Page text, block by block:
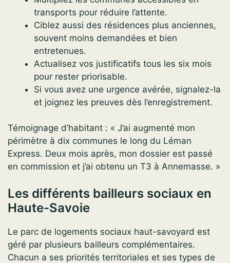
transports pour réduire l’attente.
Ciblez aussi des résidences plus anciennes,
souvent moins demandées et bien
entretenues.
Actualisez vos justificatifs tous les six mois
pour rester priorisable.
Si vous avez une urgence avérée, signalez-la
et joignez les preuves dès l’enregistrement.
Témoignage d’habitant : « J’ai augmenté mon
périmètre à dix communes le long du Léman
Express. Deux mois après, mon dossier est passé
en commission et j’ai obtenu un T3 à Annemasse. »
Les différents bailleurs sociaux en
Haute-Savoie
Le parc de logements sociaux haut-savoyard est
géré par plusieurs bailleurs complémentaires.
Chacun a ses priorités territoriales et ses types de